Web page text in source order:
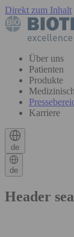
Direkt zum Inhalt
Über uns
Patienten
Produkte
Karriere
de
de
Header